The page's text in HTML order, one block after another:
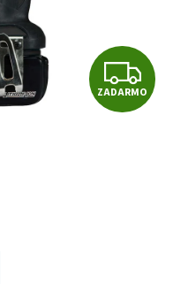
Z
A
ZADARMO